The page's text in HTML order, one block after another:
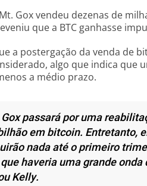
Gox vendeu dezenas de
que a BTC ganhasse
a postergação da venda de
algo que indica que
a médio prazo.
Gox passará por uma
em bitcoin. Entretanto,
nada até o primeiro
haveria uma grande
Kelly.